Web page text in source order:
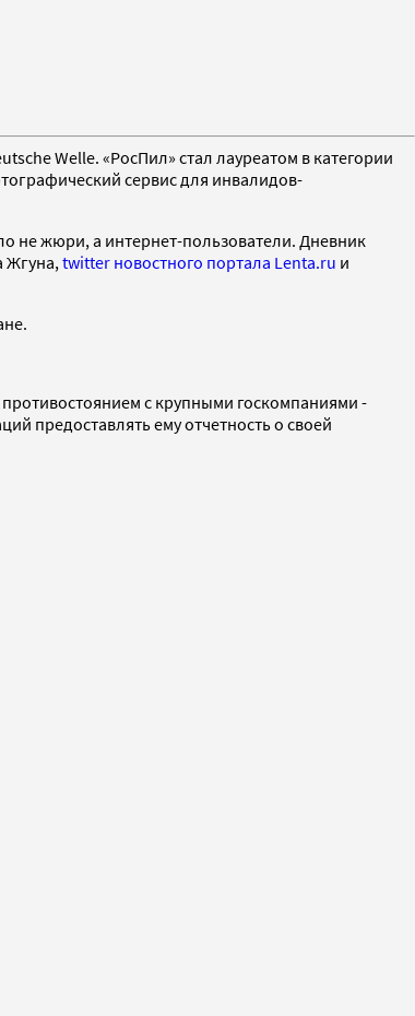
Welle. «РосПил» стал лауреатом в категории
сервис для инвалидов-
не жюри, а интернет-пользователи. Дневник
Жгуна, twitter новостного портала Lenta.ru и
с крупными госкомпаниями -
предоставлять ему отчетность о своей